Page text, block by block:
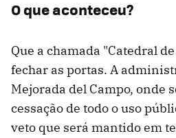
O que aconteceu?
Que a chamada "Catedral
fechar as portas. A
Mejorada del Campo, onde
cessação de todo o uso
veto que será mantido em